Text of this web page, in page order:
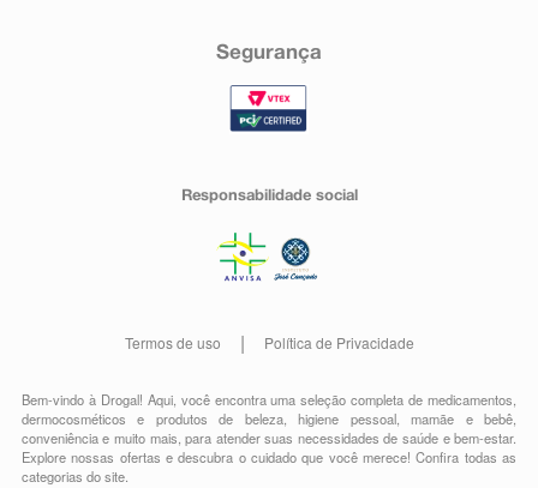
Segurança
Responsabilidade social
Termos de uso Política de Privacidade
Bem-vindo à Drogal! Aqui, você encontra uma seleção completa demedicamentos
dermocosméticos e produtos de beleza,higiene pessoal,mamãe e bebê
conveniênciae muito mais, para atender suas necessidades de saúde e bem-estar.
Explore nossas ofertas e descubra o cuidado que você merece!Confira todas as
categorias do site.